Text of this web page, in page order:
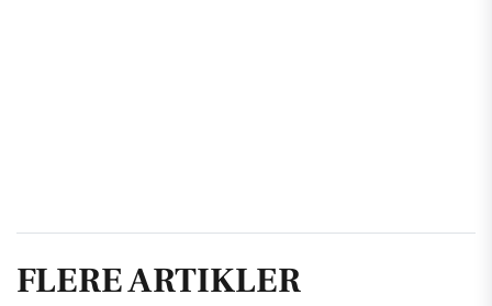
FLERE ARTIKLER